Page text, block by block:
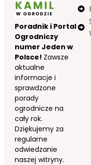
Poradnik i Portal
Ogrodniczy
numer Jeden w
Polsce! Zawsze
aktualne
informacje i
sprawdzone
porady
ogrodnicze na
cały rok.
Dziękujemy za
regularne
odwiedzanie
naszej witryny.